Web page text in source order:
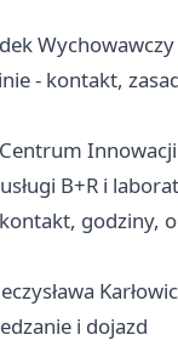
- kontakt,
B+R i
kontakt, godziny,
i dojazd